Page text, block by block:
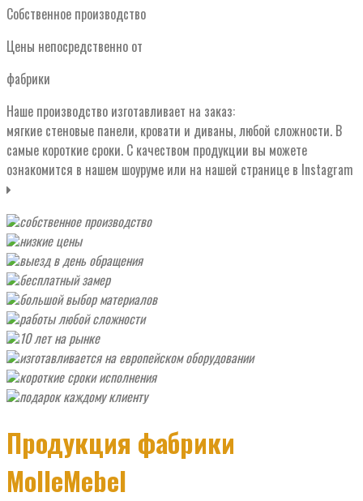
Собственное производство
Цены непосредственно от
фабрики
Наше производство изготавливает на заказ:
мягкие стеновые панели, кровати и диваны, любой сложности. В
самые короткие сроки. С качеством продукции вы можете
ознакомится в нашем шоуруме или на нашей странице в Instagram
собственное производство
низкие цены
выезд в день обращения
бесплатный замер
большой выбор материалов
работы любой сложности
10 лет на рынке
изготавливается на европейском оборудовании
короткие сроки исполнения
подарок каждому клиенту
Продукция фабрики
MolleMebel